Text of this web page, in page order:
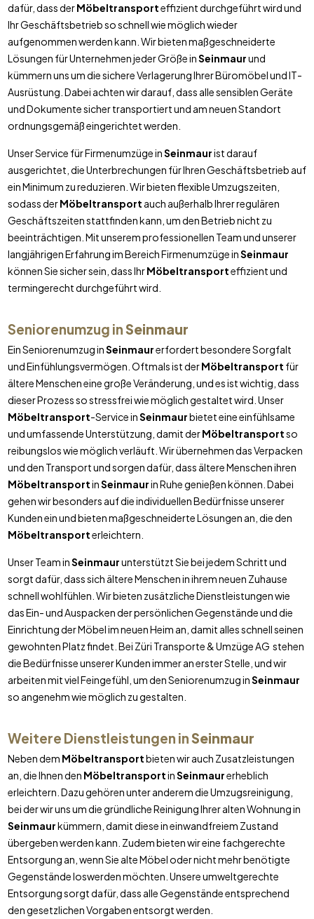
dafür, dass derMöbeltransporteffizient durchgeführt wird und
Ihr Geschäftsbetrieb so schnell wie möglich wieder
aufgenommen werden kann. Wir bieten maßgeschneiderte
Lösungen für Unternehmen jeder Größe inSeinmaurund
kümmern uns um die sichere Verlagerung Ihrer Büromöbel und IT-
Ausrüstung. Dabei achten wir darauf, dass alle sensiblen Geräte
und Dokumente sicher transportiert und am neuen Standort
ordnungsgemäß eingerichtet werden.
Unser Service für Firmenumzüge inSeinmaurist darauf
ausgerichtet, die Unterbrechungen für Ihren Geschäftsbetrieb auf
ein Minimum zu reduzieren. Wir bieten flexible Umzugszeiten,
sodass derMöbeltransport auch außerhalb Ihrer regulären
Geschäftszeiten stattfinden kann, um den Betrieb nicht zu
beeinträchtigen. Mit unserem professionellen Team und unserer
langjährigen Erfahrung im Bereich Firmenumzüge inSeinmaur
können Sie sicher sein, dass IhrMöbeltransporteffizient und
termingerecht durchgeführt wird.
Seniorenumzug inSeinmaur
Ein Seniorenumzug inSeinmaurerfordert besondere Sorgfalt
und Einfühlungsvermögen. Oftmals ist derMöbeltransport für
ältere Menschen eine große Veränderung, und es ist wichtig, dass
dieser Prozess so stressfrei wie möglich gestaltet wird. Unser
Möbeltransport-Service inSeinmaurbietet eine einfühlsame
und umfassende Unterstützung, damit derMöbeltransportso
reibungslos wie möglich verläuft. Wir übernehmen das Verpacken
und den Transport und sorgen dafür, dass ältere Menschen ihren
MöbeltransportinSeinmaurin Ruhe genießen können. Dabei
gehen wir besonders auf die individuellen Bedürfnisse unserer
Kunden ein und bieten maßgeschneiderte Lösungen an, die den
Möbeltransporterleichtern.
Unser Team inSeinmaurunterstützt Sie bei jedem Schritt und
sorgt dafür, dass sich ältere Menschen in ihrem neuen Zuhause
schnell wohlfühlen. Wir bieten zusätzliche Dienstleistungen wie
das Ein- und Auspacken der persönlichen Gegenstände und die
Einrichtung der Möbel im neuen Heim an, damit alles schnell seinen
gewohnten Platz findet. Bei Züri Transporte & Umzüge AG stehen
die Bedürfnisse unserer Kunden immer an erster Stelle, und wir
arbeiten mit viel Feingefühl, um den Seniorenumzug inSeinmaur
so angenehm wie möglich zu gestalten.
Weitere Dienstleistungen inSeinmaur
Neben dem Möbeltransportbieten wir auch Zusatzleistungen
an, die Ihnen den MöbeltransportinSeinmaurerheblich
erleichtern. Dazu gehören unter anderem die Umzugsreinigung,
bei der wir uns um die gründliche Reinigung Ihrer alten Wohnung in
Seinmaurkümmern, damit diese in einwandfreiem Zustand
übergeben werden kann. Zudem bieten wir eine fachgerechte
Entsorgung an, wenn Sie alte Möbel oder nicht mehr benötigte
Gegenstände loswerden möchten. Unsere umweltgerechte
Entsorgung sorgt dafür, dass alle Gegenstände entsprechend
den gesetzlichen Vorgaben entsorgt werden.